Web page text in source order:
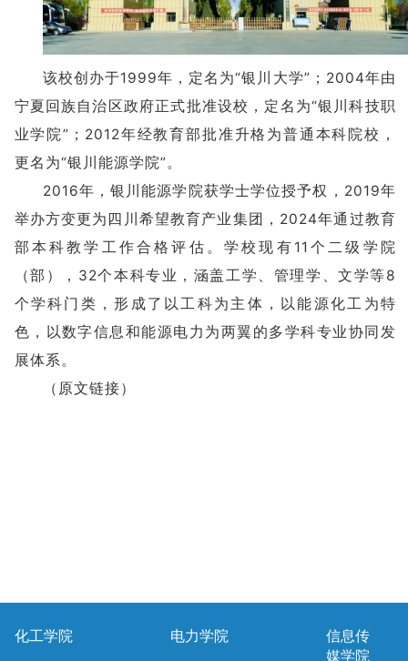
该校创办于1999年，定名为“银川大学”；2004年由
宁夏回族自治区政府正式批准设校，定名为“银川科技职
业学院”；2012年经教育部批准升格为普通本科院校，
更名为“银川能源学院”。
2016年，银川能源学院获学士学位授予权，2019年
举办方变更为四川希望教育产业集团，2024年通过教育
部本科教学工作合格评估。学校现有11个二级学院
（部），32个本科专业，涵盖工学、管理学、文学等8
个学科门类，形成了以工科为主体，以能源化工为特
色，以数字信息和能源电力为两翼的多学科专业协同发
展体系。
（ 原文链接）
化工学院 电力学院
信息传
媒学院